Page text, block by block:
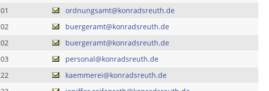
01
ordnungsamt@konradsreuth.de
02
buergeramt@konradsreuth.de
02
buergeramt@konradsreuth.de
03
personal@konradsreuth.de
22
kaemmerei@konradsreuth.de